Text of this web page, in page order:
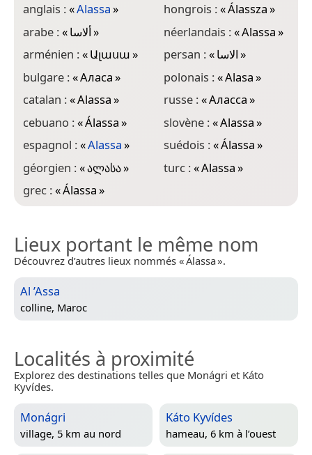
anglais :«Alassa»
arabe :«ألاسا»
arménien :«Ալասա»
bulgare :«Аласа»
catalan :«Alassa»
cebuano :«Álassa»
espagnol :«Alassa»
géorgien :«ალასა»
grec :«Álassa»
hongrois :«Álassza»
néerlandais :«Alassa»
persan :«الاسا»
polonais :«Alasa»
russe :«Аласса»
slovène :«Alassa»
suédois :«Álassa»
turc :«Alassa»
Lieux portant le même nom
Découvrez d’autres lieux nommés « Álassa ».
Al ’Assa
colline, Maroc
Localités à proximité
Explorez des destinations telles que Monágri et Káto
Kyvídes.
Monágri
village, 5 km au nord
Káto Kyvídes
hameau, 6 km à l’ouest